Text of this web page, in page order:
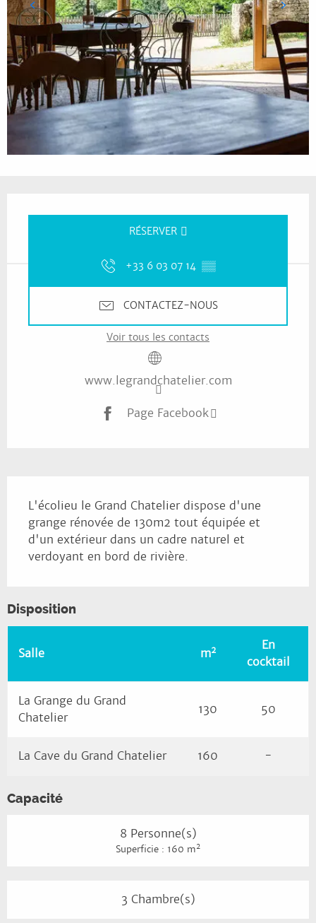
RÉSERVER
+33 6 03 07 14 ▒▒
CONTACTEZ-NOUS
Voir tous les contacts
www.legrandchatelier.com
Page Facebook
L'écolieu le Grand Chatelier dispose d'une
grange rénovée de 130m2 tout équipée et
d'un extérieur dans un cadre naturel et
verdoyant en bord de rivière.
Disposition
Salle m2
En
cocktail
La Grange du Grand
Chatelier
130 50
La Cave du Grand Chatelier 160 -
Capacité
8 Personne(s)
Superficie : 160 m2
3 Chambre(s)